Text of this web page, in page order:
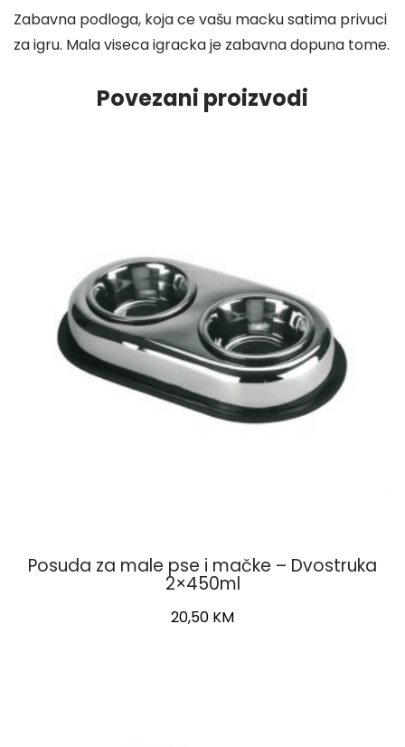
Zabavna podloga, koja ce vašu macku satima privuci
za igru. Mala viseca igracka je zabavna dopuna tome.
Povezani proizvodi
Posuda za male pse i mačke – Dvostruka
2×450ml
20,50 KM